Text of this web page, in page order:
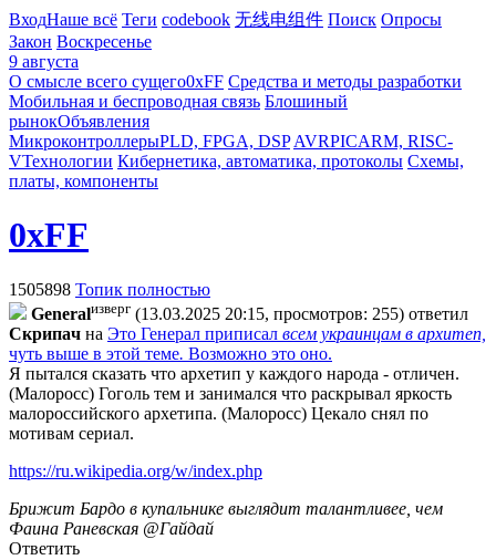
ВходНаше всё Теги codebook 无线电组件 Поиск Опросы
Закон Воскресенье
9 августа
О смысле всего сущего0xFF Средства и методы разработки
Мобильная и беспроводная связь Блошиный
рынокОбъявления
МикроконтроллерыPLD, FPGA, DSP AVRPICARM, RISC-
VТехнологии Кибернетика, автоматика, протоколы Схемы,
платы, компоненты
0xFF
1505898 Топик полностью
Generalизверг (13.03.2025 20:15, просмотров: 255) ответил
Cкpипaч на Это Генерал приписал всем украинцам в архитеп,
чуть выше в этой теме. Возможно это оно.
Я пытался сказать что архетип у каждого народа - отличен.
(Малоросс) Гоголь тем и занимался что раскрывал яркость
малороссийского архетипа. (Малоросс) Цекало снял по
мотивам сериал.
https://ru.wikipedia.org/w/index.php
Брижит Бардо в купальнике выглядит талантливее, чем
Фаина Раневская @Гайдай
Ответить